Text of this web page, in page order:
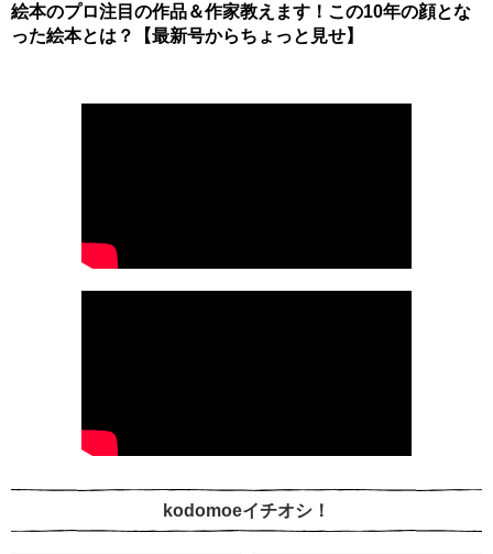
絵本のプロ注目の作品＆作家教えます！この10年の顔とな
った絵本とは？【最新号からちょっと見せ】
kodomoeイチオシ！